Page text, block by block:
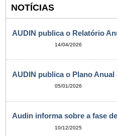
NOTÍCIAS
AUDIN publica o Relatório
14/04/2026
AUDIN publica o Plano
05/01/2026
Audin informa sobre a fase
10/12/2025